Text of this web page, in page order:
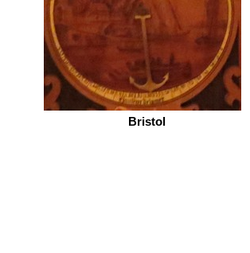
Bristol